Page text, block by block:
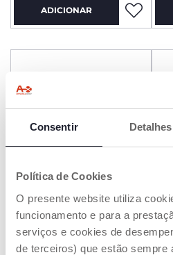
Consentir Detalhes
Política de Cookies
O presente website utiliza
funcionamento e para a
serviços e cookies de
de terceiros) que estão sempre
ADICIONAR
Espelho banco de trás
€ 22,99 €